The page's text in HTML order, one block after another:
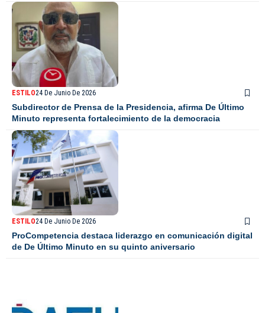
ESTILO24 De Junio De 2026
Subdirector de Prensa de la Presidencia, afirma De Último
Minuto representa fortalecimiento de la democracia
ESTILO24 De Junio De 2026
ProCompetencia destaca liderazgo en comunicación digital
de De Último Minuto en su quinto aniversario